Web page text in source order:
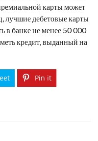
карты может
лучшие дебетовые карты
в банке не менее 50 000
кредит, выданный на
Pin it